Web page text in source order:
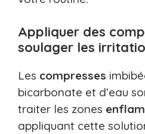
Appliquer des
soulager les
Les compresses
bicarbonate et d’eau
traiter les zones
appliquant cette